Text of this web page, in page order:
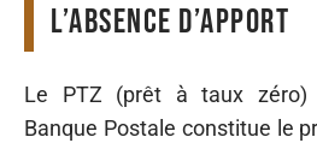
l’absence d’apport
Le PTZ (prêt à taux zéro)
Banque Postale constitue le